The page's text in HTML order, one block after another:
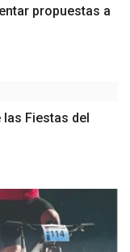
propuestas a
Fiestas del